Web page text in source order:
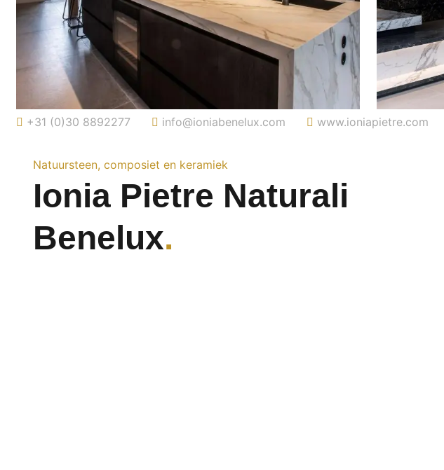
+31 (0)30 8892277 info@ioniabenelux.com www.ioniapietre.com
Natuursteen, composiet en keramiek
Ionia Pietre Naturali
Benelux